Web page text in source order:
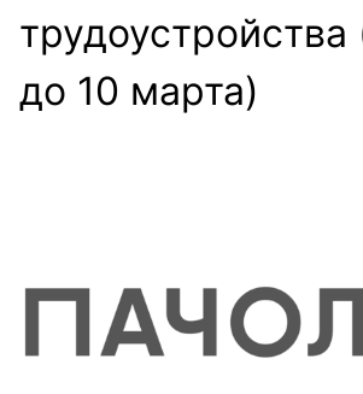
трудоустройства
до 10 марта)